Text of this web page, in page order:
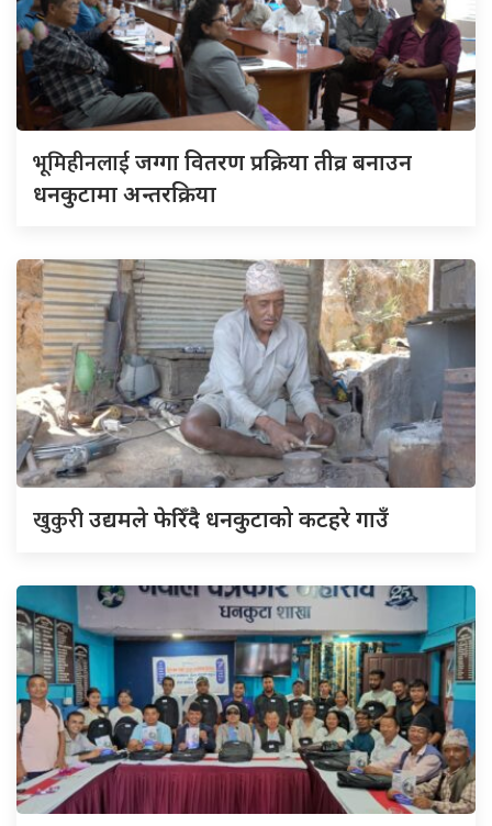
भूमिहीनलाईजग्गा वितरण प्रक्रिया तीव्र बनाउन
धनकुटामा अन्तरक्रिया
खुकुरीउद्यमले फेरिँदै धनकुटाको कटहरे गाउँ